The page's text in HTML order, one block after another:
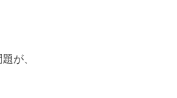
が、